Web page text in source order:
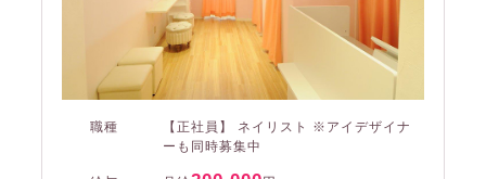
職種
【正社員】 ネイリスト ※アイデザイナ
ーも同時募集中